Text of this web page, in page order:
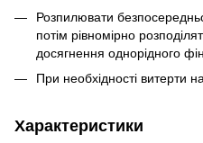
Розпилювати
потім рівномірно
досягнення однорідного
При необхідності витерти
Характеристики